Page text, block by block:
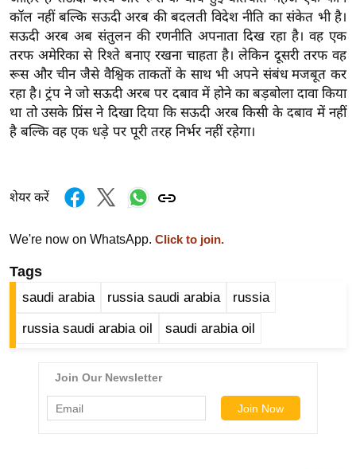
र्ल्ड
न्यू
ज
ब्री
फ
म
न
ग
त
बॉ
वु
कॉल नहीं बल्कि सऊदी अरब की बदलती विदेश नीति का संकेत भी है।
सऊदी अरब अब संतुलन की रणनीति अपनाता दिख रहा है। वह एक
तरफ अमेरिका से रिश्ते बनाए रखना चाहता है। लेकिन दूसरी तरफ वह
रूस और चीन जैसे वैश्विक ताकतों के साथ भी अपने संबंध मजबूत कर
रहा है। ट्रंप ने जो सऊदी अरब पर दबाव में होने का बड़बोला दावा किया
था तो उसके प्रिंस ने दिखा दिया कि सऊदी अरब किसी के दबाव में नहीं
है बल्कि वह एक धड़े पर पूरी तरह निर्भर नहीं रहेगा।
शेयर करें
We're now on WhatsApp. Click to join.
Tags
saudi arabia russia saudi arabia russia
russia saudi arabia oil saudi arabia oil